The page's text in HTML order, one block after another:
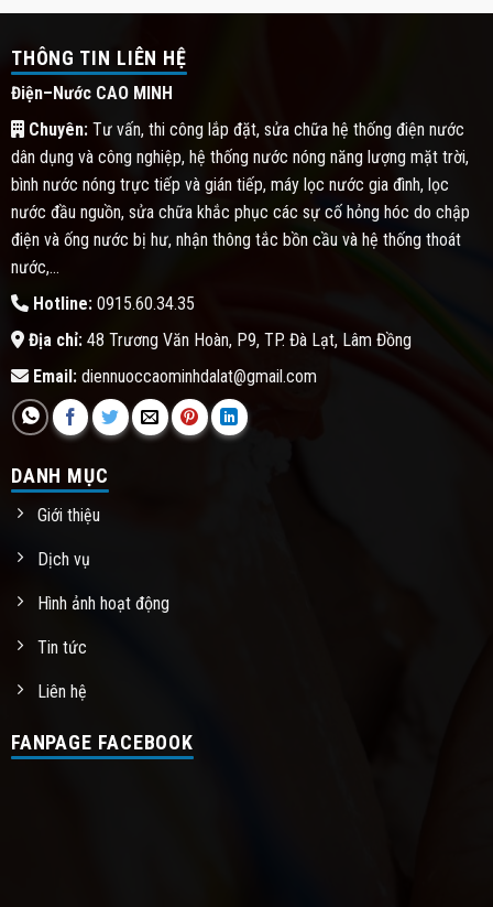
THÔNG TIN LIÊN HỆ
Điện–Nước CAO MINH
Chuyên:Tư vấn, thi công lắp đặt, sửa chữa hệ thống điện nước
dân dụng và công nghiệp, hệ thống nước nóng năng lượng mặt trời,
bình nước nóng trực tiếp và gián tiếp, máy lọc nước gia đình, lọc
nước đầu nguồn, sửa chữa khắc phục các sự cố hỏng hóc do chập
điện và ống nước bị hư, nhận thông tắc bồn cầu và hệ thống thoát
nước,...
Hotline:0915.60.34.35
Địa chỉ:48 Trương Văn Hoàn, P9, TP. Đà Lạt, Lâm Đồng
Email:diennuoccaominhdalat@gmail.com
DANH MỤC
Giới thiệu
Dịch vụ
Hình ảnh hoạt động
Tin tức
Liên hệ
FANPAGE FACEBOOK